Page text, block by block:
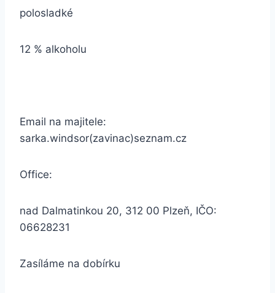
polosladké
12 % alkoholu
Email na majitele:
sarka.windsor(zavinac)seznam.cz
Office:
nad Dalmatinkou 20, 312 00 Plzeň, IČO:
06628231
Zasíláme na dobírku